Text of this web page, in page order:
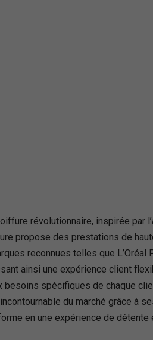
révolutionnaire, inspirée par
propose des prestations de
reconnues telles que L’Oréal
ainsi une expérience client
besoins spécifiques de chaque
du marché grâce à
en une expérience de détente